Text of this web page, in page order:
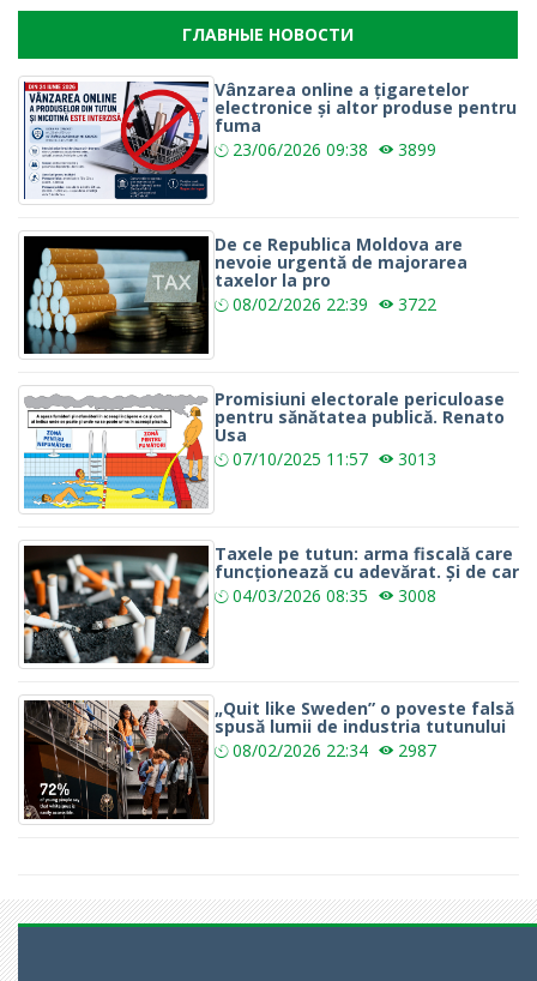
ГЛАВНЫЕ НОВОСТИ
Vânzarea online a țigaretelor
electronice și altor produse pentru
fuma
23/06/2026 09:38 3899
De ce Republica Moldova are
nevoie urgentă de majorarea
taxelor la pro
08/02/2026 22:39 3722
Promisiuni electorale periculoase
pentru sănătatea publică. Renato
Usa
07/10/2025 11:57 3013
Taxele pe tutun: arma fiscală care
funcționează cu adevărat. Și de car
04/03/2026 08:35 3008
„Quit like Sweden” o poveste falsă
spusă lumii de industria tutunului
08/02/2026 22:34 2987